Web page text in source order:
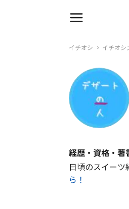
イチオシ イチオシ
経歴・資格・著
日頃のスイー
ら！